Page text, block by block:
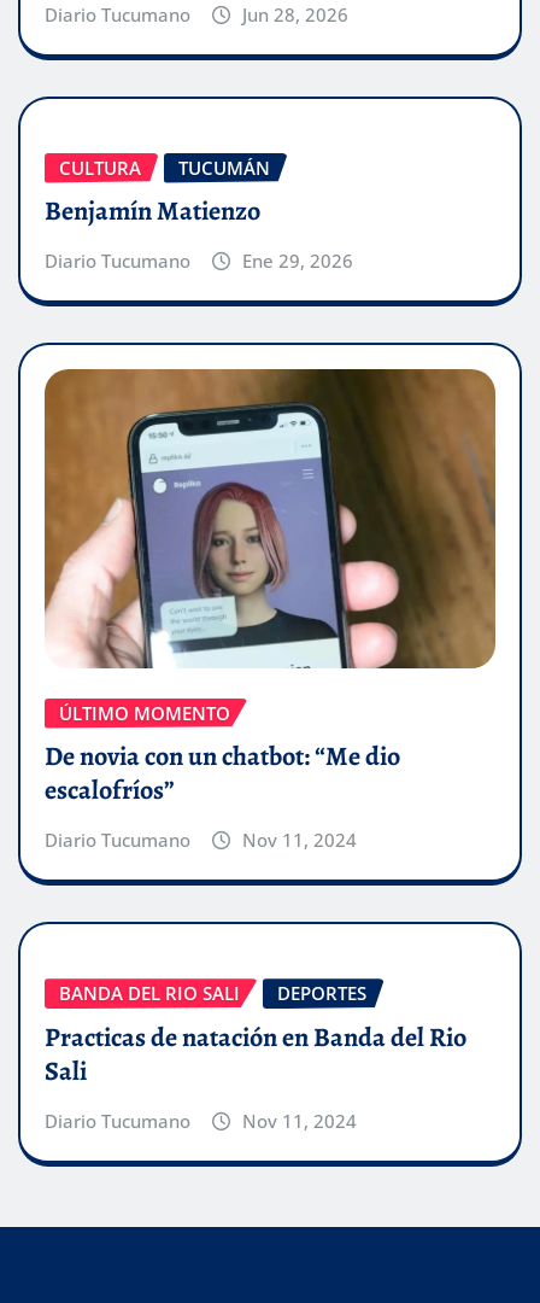
Diario Tucumano Jun 28, 2026
CULTURA TUCUMÁN
Benjamín Matienzo
Diario Tucumano Ene 29, 2026
ÚLTIMO MOMENTO
De novia con un chatbot: “Me dio
escalofríos”
Diario Tucumano Nov 11, 2024
BANDA DEL RIO SALI DEPORTES
Practicas de natación en Banda del Rio
Sali
Diario Tucumano Nov 11, 2024